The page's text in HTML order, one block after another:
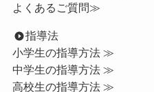
よくあるご質問≫
指導法
小学生の指導方法 ≫
中学生の指導方法 ≫
高校生の指導方法 ≫